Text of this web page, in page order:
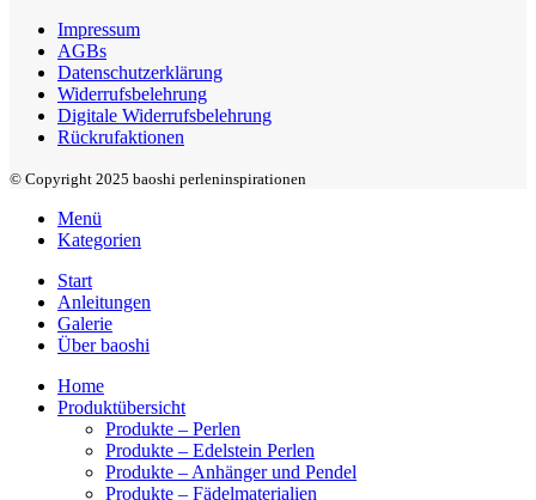
Impressum
AGBs
Datenschutzerklärung
Widerrufsbelehrung
Digitale Widerrufsbelehrung
Rückrufaktionen
© Copyright 2025 baoshi perleninspirationen
Menü
Kategorien
Start
Anleitungen
Galerie
Über baoshi
Home
Produktübersicht
Produkte – Perlen
Produkte – Edelstein Perlen
Produkte – Anhänger und Pendel
Produkte – Fädelmaterialien